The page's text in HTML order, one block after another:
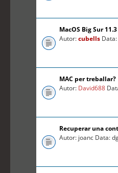
MacOS Big Sur
Autor:cubells
MAC per treballar?
Autor: David688
Recuperar una
Autor: joanc Data: